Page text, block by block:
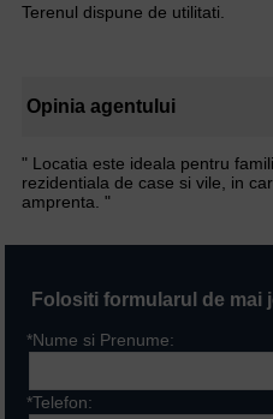
Terenul dispune de utilitati.
Opinia agentului
" Locatia este ideala pentru
rezidentiala de case si vile, in
amprenta. "
Folositi formularul de mai
*Nume si Prenume:
*Telefon: